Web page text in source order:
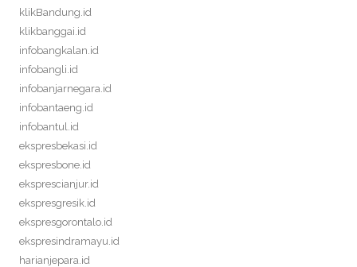
klikBandung.id
klikbanggai.id
infobangkalan.id
infobangli.id
infobanjarnegara.id
infobantaeng.id
infobantul.id
ekspresbekasi.id
ekspresbone.id
eksprescianjur.id
ekspresgresik.id
ekspresgorontalo.id
ekspresindramayu.id
harianjepara.id